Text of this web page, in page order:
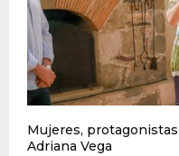
Mujeres,
Adriana Vega